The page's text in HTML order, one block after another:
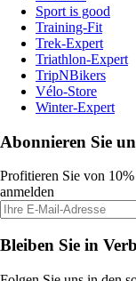
Sport is good
Training-Fit
Trek-Expert
Triathlon-Expert
TripNBikers
Vélo-Store
Winter-Expert
Abonnieren Sie
Profitieren Sie von
anmelden
Bleiben Sie in